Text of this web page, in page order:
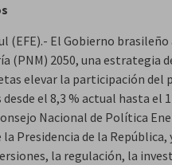
(EFE).- El Gobierno
(PNM) 2050, una estrategia
elevar la participación del
el 8,3 % actual hasta el
Nacional de Política
Presidencia de la
la regulación, la